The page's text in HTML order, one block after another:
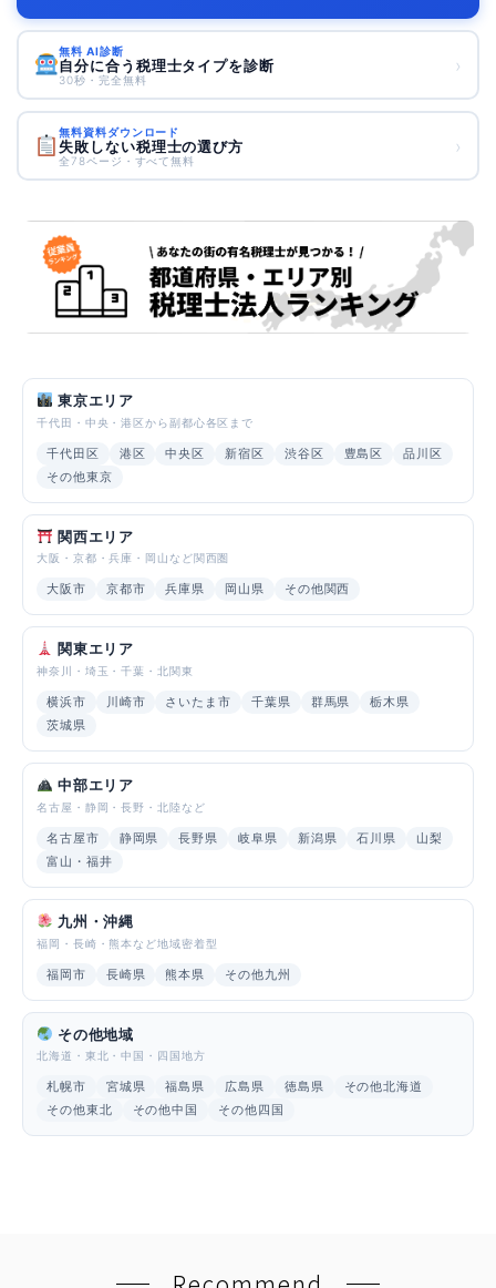
無料 AI診断
自分に合う税理士タイプを診断
30秒・完全無料
›
無料資料ダウンロード
失敗しない税理士の選び方
全78ページ・すべて無料
›
東京エリア
千代田・中央・港区から副都心各区まで
千代田区 港区 中央区 新宿区 渋谷区 豊島区
品川区
その他東京
関西エリア
大阪・京都・兵庫・岡山など関西圏
大阪市 京都市 兵庫県 岡山県 その他関西
関東エリア
神奈川・埼玉・千葉・北関東
横浜市 川崎市 さいたま市 千葉県 群馬県
栃木県
茨城県
中部エリア
名古屋・静岡・長野・北陸など
名古屋市 静岡県 長野県 岐阜県 新潟県 石川県
山梨
富山・福井
九州・沖縄
福岡・長崎・熊本など地域密着型
福岡市 長崎県 熊本県 その他九州
その他地域
北海道・東北・中国・四国地方
札幌市 宮城県 福島県 広島県 徳島県
その他北海道
その他東北
その他中国 その他四国